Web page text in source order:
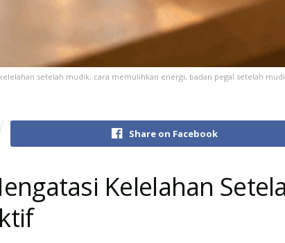
setelah mudik, cara memulihkan energi, badan pegal setelah
Share on Facebook
Kelelahan